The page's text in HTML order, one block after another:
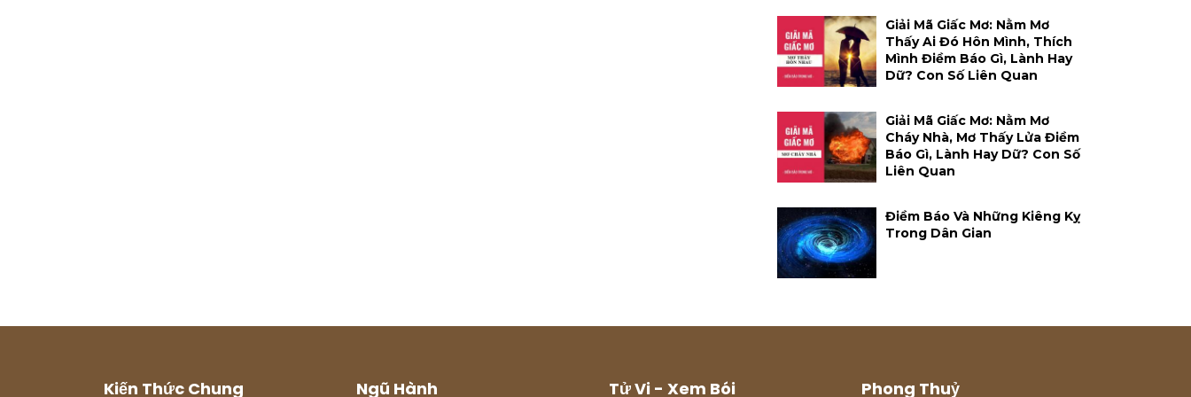
Giải Mã Giấc Mơ: Nằm Mơ
Thấy Ai Đó Hôn Mình, Thích
Mình Điềm Báo Gì, Lành Hay
Dữ? Con Số Liên Quan
Giải Mã Giấc Mơ: Nằm Mơ
Cháy Nhà, Mơ Thấy Lửa Điềm
Báo Gì, Lành Hay Dữ? Con Số
Liên Quan
Điềm Báo Và Những Kiêng Kỵ
Trong Dân Gian
Kiến Thức Chung Ngũ Hành Tử Vi - Xem Bói Phong Thuỷ